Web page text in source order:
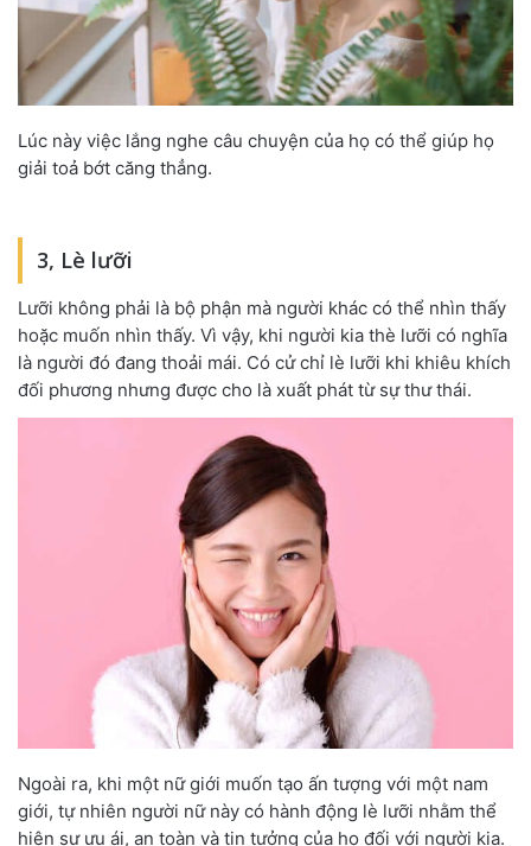
Lúc này việc lắng nghe câu chuyện của họ có thể giúp họ
giải toả bớt căng thẳng.
3, Lè lưỡi
Lưỡi không phải là bộ phận mà người khác có thể nhìn thấy
hoặc muốn nhìn thấy. Vì vậy, khi người kia thè lưỡi có nghĩa
là người đó đang thoải mái. Có cử chỉ lè lưỡi khi khiêu khích
đối phương nhưng được cho là xuất phát từ sự thư thái.
Ngoài ra, khi một nữ giới muốn tạo ấn tượng với một nam
giới, tự nhiên người nữ này có hành động lè lưỡi nhằm thể
hiện sự ưu ái, an toàn và tin tưởng của họ đối với người kia.